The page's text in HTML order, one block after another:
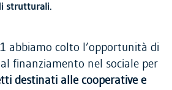
strutturali.
abbiamo colto l’opportunità di
finanziamento nel sociale per
destinati alle cooperative e